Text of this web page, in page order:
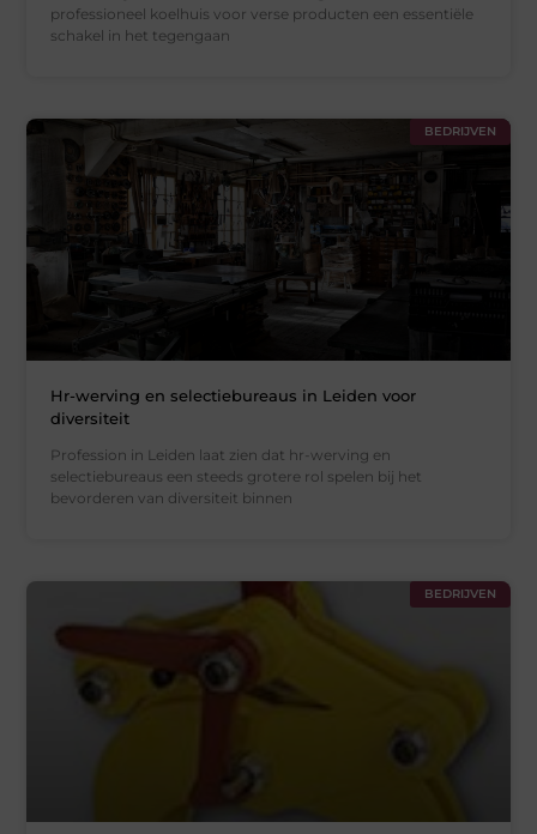
professioneel koelhuis voor verse producten een essentiële
schakel in het tegengaan
BEDRIJVEN
Hr-werving en selectiebureaus in Leiden voor
diversiteit
Profession in Leiden laat zien dat hr-werving en
selectiebureaus een steeds grotere rol spelen bij het
bevorderen van diversiteit binnen
BEDRIJVEN